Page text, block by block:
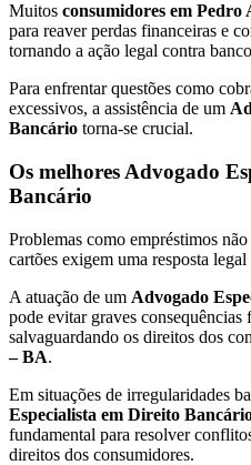
Muitos consumidores em Pedro
para reaver perdas financeiras e
tornando a ação legal contra
Para enfrentar questões como
excessivos, a assistência de um
Bancário torna-se crucial.
Os melhores Advogado
Bancário
Problemas como empréstimos
cartões exigem uma resposta legal
A atuação de um Advogado
pode evitar graves consequências
salvaguardando os direitos dos
– BA.
Em situações de irregularidades
Especialista em Direito
fundamental para resolver
direitos dos consumidores.